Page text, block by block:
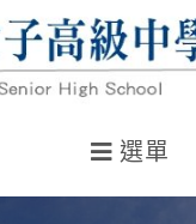
選單